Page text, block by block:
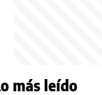
más leído